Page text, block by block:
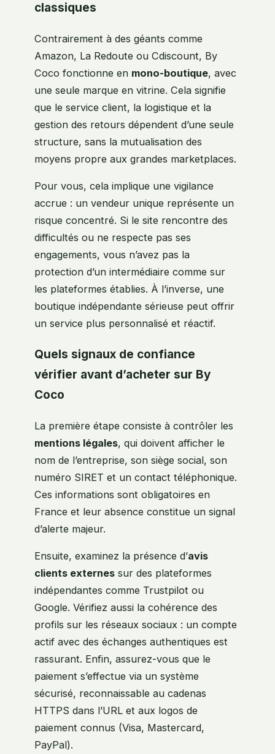
classiques
Contrairement à des géants comme
Amazon, La Redoute ou Cdiscount, By
Coco fonctionne en mono-boutique, avec
une seule marque en vitrine. Cela signifie
que le service client, la logistique et la
gestion des retours dépendent d’une seule
structure, sans la mutualisation des
moyens propre aux grandes marketplaces.
Pour vous, cela implique une vigilance
accrue : un vendeur unique représente un
risque concentré. Si le site rencontre des
difficultés ou ne respecte pas ses
engagements, vous n’avez pas la
protection d’un intermédiaire comme sur
les plateformes établies. À l’inverse, une
boutique indépendante sérieuse peut offrir
un service plus personnalisé et réactif.
Quels signaux de confiance
vérifier avant d’acheter sur By
Coco
La première étape consiste à contrôler les
mentions légales, qui doivent afficher le
nom de l’entreprise, son siège social, son
numéro SIRET et un contact téléphonique.
Ces informations sont obligatoires en
France et leur absence constitue un signal
d’alerte majeur.
Ensuite, examinez la présence d’avis
clients externes sur des plateformes
indépendantes comme Trustpilot ou
Google. Vérifiez aussi la cohérence des
profils sur les réseaux sociaux : un compte
actif avec des échanges authentiques est
rassurant. Enfin, assurez-vous que le
paiement s’effectue via un système
sécurisé, reconnaissable au cadenas
HTTPS dans l’URL et aux logos de
paiement connus (Visa, Mastercard,
PayPal).